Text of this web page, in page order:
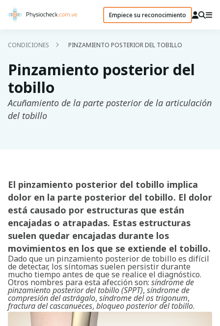
Empiece su reconocimiento
CONDICIONES PINZAMIENTO POSTERIOR DEL TOBILLO
Pinzamiento posterior del
tobillo
Acuñamiento de la parte posterior de la articulación
del tobillo
El pinzamiento posterior del tobillo implica
dolor en la parte posterior del tobillo. El dolor
está causado por estructuras que están
encajadas o atrapadas. Estas estructuras
suelen quedar encajadas durante los
movimientos en los que se extiende el tobillo.
Dado que un pinzamiento posterior de tobillo es difícil
de detectar, los síntomas suelen persistir durante
mucho tiempo antes de que se realice el diagnóstico.
Otros nombres para esta afección son: síndrome de
pinzamiento posterior del tobillo (SPPT), síndrome de
compresión del astrágalo, síndrome del os trigonum,
fractura del cascanueces, bloqueo posterior del tobillo.